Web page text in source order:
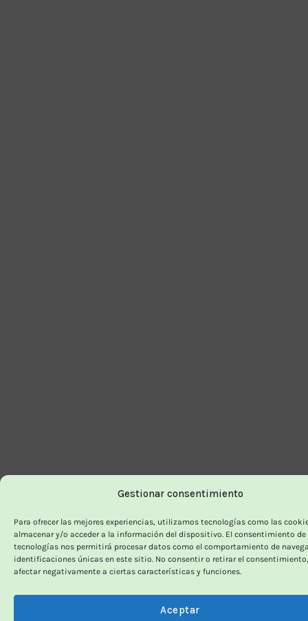
Gestionar consentimiento
Para ofrecer las mejores experiencias, utilizamos tecnologías como las
almacenar y/o acceder a la información del dispositivo. El consentimiento de
tecnologías nos permitirá procesar datos como el comportamiento de
identificaciones únicas en este sitio. No consentir o retirar el
afectar negativamente a ciertas características y funciones.
Aceptar